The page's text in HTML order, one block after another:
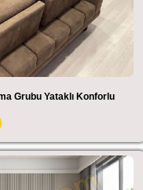
Grubu Yataklı Konforlu